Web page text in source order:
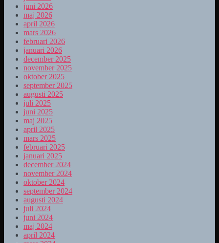
juni 2026
maj 2026
april 2026
mars 2026
februari 2026
januari 2026
december 2025
november 2025
oktober 2025
september 2025
augusti 2025
juli 2025
juni 2025
maj 2025
april 2025
mars 2025
februari 2025
januari 2025
december 2024
november 2024
oktober 2024
september 2024
augusti 2024
juli 2024
juni 2024
maj 2024
april 2024